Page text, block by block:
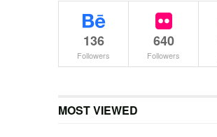
136
Followers
640
Followers
MOST VIEWED